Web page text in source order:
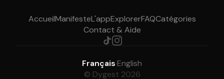
AccueilManifesteL'appExplorerFAQCatégories
Contact & Aide
Français·English
© Dygest 2026